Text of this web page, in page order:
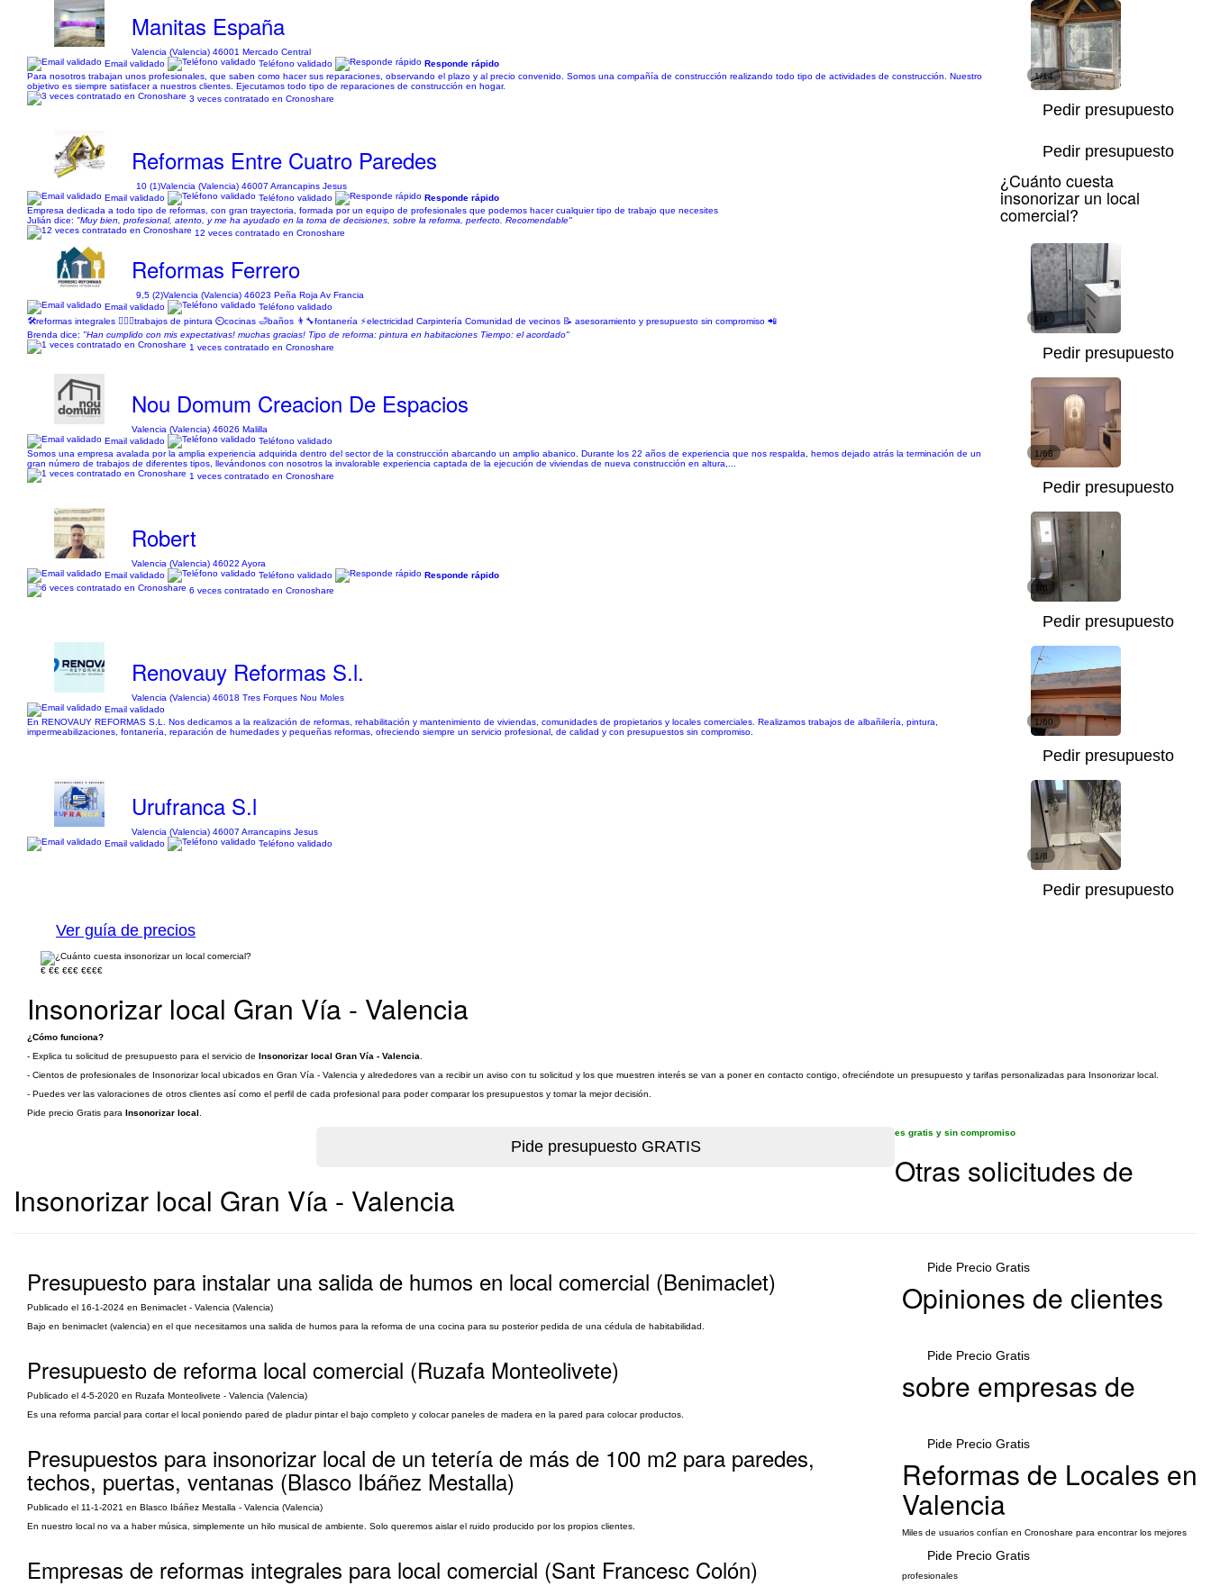
Manitas España
Valencia (Valencia) 46001 Mercado Central
Email validado
Teléfono validado
Responde rápido
Para nosotros trabajan unos profesionales, que saben como hacer sus reparaciones, observando el plazo y al precio convenido. Somos una compañía de construcción realizando todo tipo de actividades de construcción. Nuestro
objetivo es siempre satisfacer a nuestros clientes. Ejecutamos todo tipo de reparaciones de construcción en hogar.
3 veces contratado en Cronoshare
1/14
Pedir presupuesto
Reformas Entre Cuatro Paredes
10 (1)Valencia (Valencia) 46007 Arrancapins Jesus
Email validado
Teléfono validado
Responde rápido
Empresa dedicada a todo tipo de reformas, con gran trayectoria, formada por un equipo de profesionales que podemos hacer cualquier tipo de trabajo que necesites
Julián dice: "Muy bien, profesional, atento, y me ha ayudado en la toma de decisiones, sobre la reforma, perfecto. Recomendable"
12 veces contratado en Cronoshare
Pedir presupuesto
Reformas Ferrero
9,5 (2)Valencia (Valencia) 46023 Peña Roja Av Francia
Email validado
Teléfono validado
🛠️reformas integrales 👷🏻‍♂️trabajos de pintura ⏲️cocinas 🛁baños 👨‍🔧fontanería ⚡️electricidad Carpintería Comunidad de vecinos 📝 asesoramiento y presupuesto sin compromiso 📲
Brenda dice: "Han cumplido con mis expectativas! muchas gracias! Tipo de reforma: pintura en habitaciones Tiempo: el acordado"
1 veces contratado en Cronoshare
1/4
Pedir presupuesto
Nou Domum Creacion De Espacios
Valencia (Valencia) 46026 Malilla
Email validado
Teléfono validado
Somos una empresa avalada por la amplia experiencia adquirida dentro del sector de la construcción abarcando un amplio abanico. Durante los 22 años de experiencia que nos respalda, hemos dejado atrás la terminación de un
gran número de trabajos de diferentes tipos, llevándonos con nosotros la invalorable experiencia captada de la ejecución de viviendas de nueva construcción en altura,...
1 veces contratado en Cronoshare
1/68
Pedir presupuesto
Robert
Valencia (Valencia) 46022 Ayora
Email validado
Teléfono validado
Responde rápido
6 veces contratado en Cronoshare
1/6
Pedir presupuesto
Renovauy Reformas S.l.
Valencia (Valencia) 46018 Tres Forques Nou Moles
Email validado
En RENOVAUY REFORMAS S.L. Nos dedicamos a la realización de reformas, rehabilitación y mantenimiento de viviendas, comunidades de propietarios y locales comerciales. Realizamos trabajos de albañilería, pintura,
impermeabilizaciones, fontanería, reparación de humedades y pequeñas reformas, ofreciendo siempre un servicio profesional, de calidad y con presupuestos sin compromiso.
1/60
Pedir presupuesto
Urufranca S.l
Valencia (Valencia) 46007 Arrancapins Jesus
Email validado
Teléfono validado
1/8
Pedir presupuesto
¿Cuánto cuesta
insonorizar un local
comercial?
Ver guía de precios
€ €€ €€€ €€€€
Insonorizar local Gran Vía - Valencia
¿Cómo funciona?
- Explica tu solicitud de presupuesto para el servicio de Insonorizar local Gran Vía - Valencia
- Cientos de profesionales de Insonorizar local ubicados en Gran Vía - Valencia y alrededores van a recibir un aviso con tu solicitud y los que muestren interés se van a poner en contacto contigo, ofreciéndote un presupuesto y tarifas personalizadas para Insonorizar local.
- Puedes ver las valoraciones de otros clientes así como el perfil de cada profesional para poder comparar los presupuestos y tomar la mejor decisión.
Pide precio Gratis para Insonorizar local
es gratis y sin compromiso
Otras solicitudes de
Insonorizar local Gran Vía - Valencia
Presupuesto para instalar una salida de humos en local comercial (Benimaclet)
Publicado el 16-1-2024 en Benimaclet - Valencia (Valencia)
Bajo en benimaclet (valencia) en el que necesitamos una salida de humos para la reforma de una cocina para su posterior pedida de una cédula de habitabilidad.
Pide Precio Gratis
Presupuesto de reforma local comercial (Ruzafa Monteolivete)
Publicado el 4-5-2020 en Ruzafa Monteolivete - Valencia (Valencia)
Es una reforma parcial para cortar el local poniendo pared de pladur pintar el bajo completo y colocar paneles de madera en la pared para colocar productos.
Pide Precio Gratis
Presupuestos para insonorizar local de un tetería de más de 100 m2 para paredes,
techos, puertas, ventanas (Blasco Ibáñez Mestalla)
Publicado el 11-1-2021 en Blasco Ibáñez Mestalla - Valencia (Valencia)
En nuestro local no va a haber música, simplemente un hilo musical de ambiente. Solo queremos aislar el ruido producido por los propios clientes.
Pide Precio Gratis
Empresas de reformas integrales para local comercial (Sant Francesc Colón) Pide Precio Gratis
Opiniones de clientes
sobre empresas de
Reformas de Locales en
Valencia
Miles de usuarios confían en Cronoshare para encontrar los mejores
profesionales